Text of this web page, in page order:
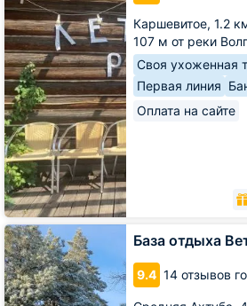
Каршевитое, 1.2
107 м от реки
Своя ухоженная
Первая линия
Оплата на сайте
База отдыха
9.4 14 отзывов
База
отдыха
Ветерок